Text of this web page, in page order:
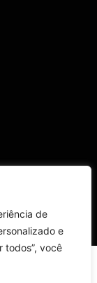
de
e
todos”, você
| Todos Direitos